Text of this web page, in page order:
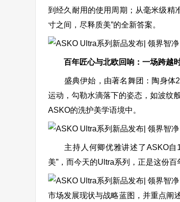
到经久耐用的使用周期；从毫米级精
寸之间，尽释质美”的全新答案。
百年匠心与北欧回响：一场跨越
盛典伊始，由著名舞团：陶身体2
运动，勾勒水滴落下的姿态，如波纹
ASKO的洗护美学语境中。
主持人何卿优雅讲述了ASKO自
美”，而今天的Ultra系列，正是这份百
市场发展现状与战略蓝图，并重点阐